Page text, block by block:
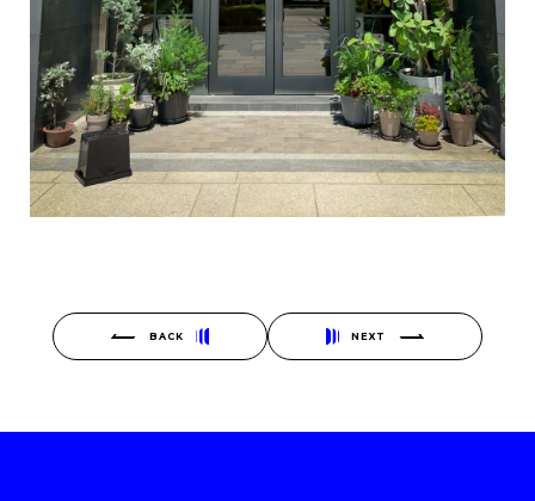
BACK NEXT